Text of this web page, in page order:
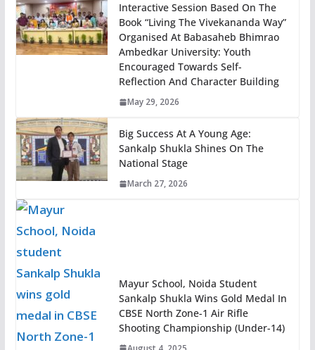
Interactive Session Based On The
Book “Living The Vivekananda Way”
Organised At Babasaheb Bhimrao
Ambedkar University: Youth
Encouraged Towards Self-
Reflection And Character Building
May 29, 2026
Big Success At A Young Age:
Sankalp Shukla Shines On The
National Stage
March 27, 2026
Mayur School, Noida Student
Sankalp Shukla Wins Gold Medal In
CBSE North Zone-1 Air Rifle
Shooting Championship (Under-14)